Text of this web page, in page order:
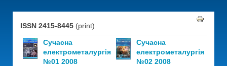
ISSN 2415-8445 (print)
Сучасна
електрометалургія
№01 2008
Сучасна
електрометалургія
№02 2008